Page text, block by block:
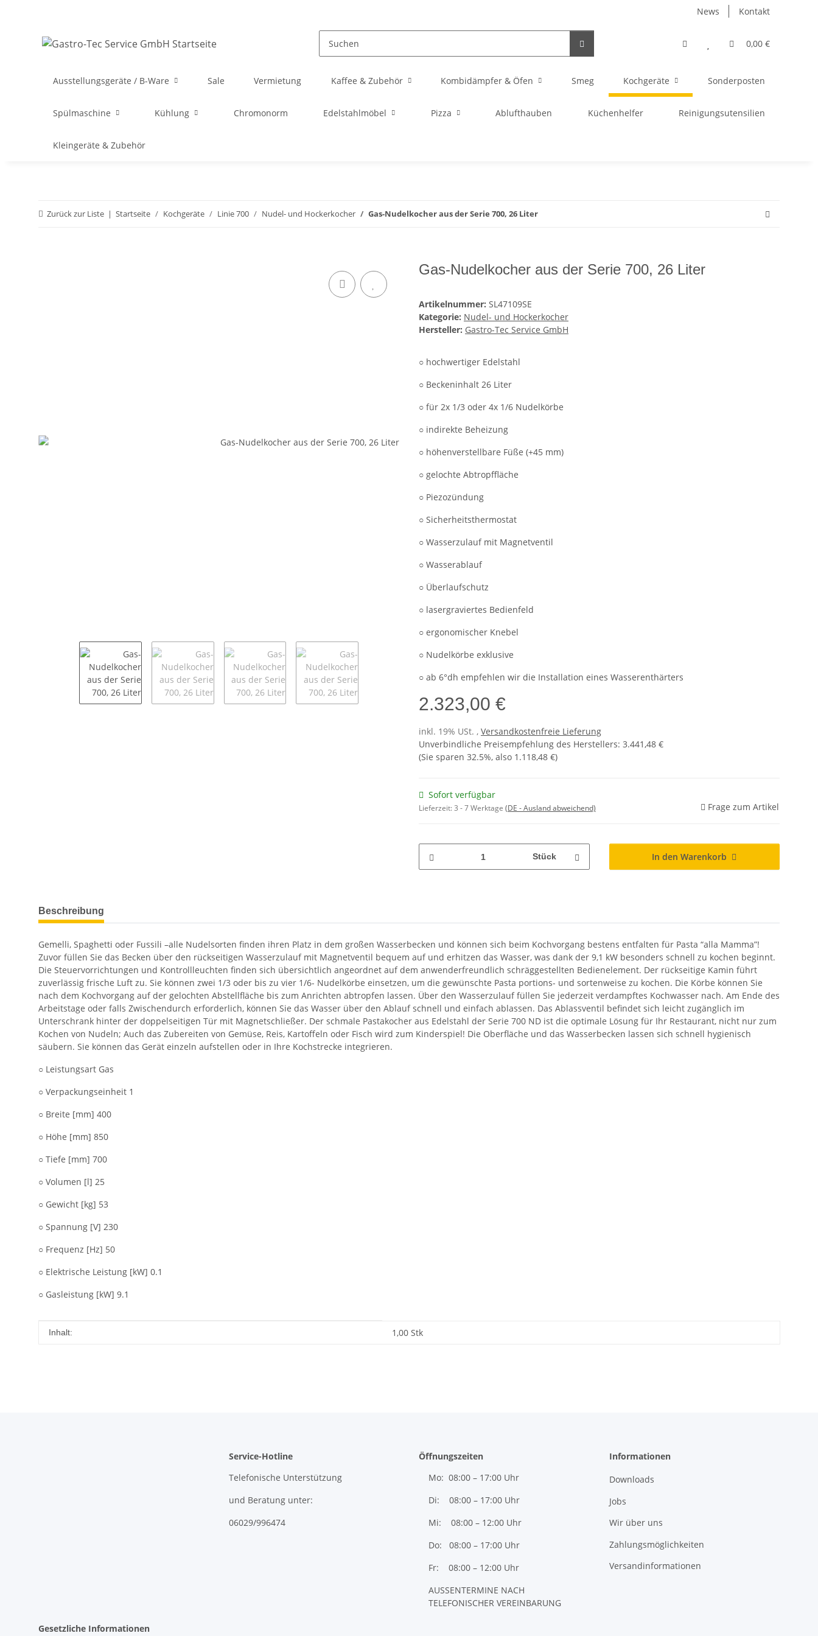
News Kontakt
0,00 €
Ausstellungsgeräte / B-Ware Sale Vermietung Kaffee & Zubehör Kombidämpfer & Öfen Smeg Kochgeräte Sonderposten
Spülmaschine Kühlung Chromonorm Edelstahlmöbel Pizza Ablufthauben Küchenhelfer Reinigungsutensilien
Kleingeräte & Zubehör
Zurück zur Liste Startseite Kochgeräte Linie 700 Nudel- und Hockerkocher Gas-Nudelkocher aus der Serie 700, 26 Liter
Gas-Nudelkocher aus der Serie 700, 26 Liter
Artikelnummer: SL47109SE
Kategorie: Nudel- und Hockerkocher
Hersteller: Gastro-Tec Service GmbH
○ hochwertiger Edelstahl
○ Beckeninhalt 26 Liter
○ für 2x 1/3 oder 4x 1/6 Nudelkörbe
○ indirekte Beheizung
○ höhenverstellbare Füße (+45 mm)
○ gelochte Abtropffläche
○ Piezozündung
○ Sicherheitsthermostat
○ Wasserzulauf mit Magnetventil
○ Wasserablauf
○ Überlaufschutz
○ lasergraviertes Bedienfeld
○ ergonomischer Knebel
○ Nudelkörbe exklusive
○ ab 6°dh empfehlen wir die Installation eines Wasserenthärters
2.323,00 €
inkl. 19% USt. , Versandkostenfreie Lieferung
Unverbindliche Preisempfehlung des Herstellers: 3.441,48 €
(Sie sparen 32.5%, also 1.118,48 €)
Sofort verfügbar
Lieferzeit:3 - 7 Werktage (DE - Ausland abweichend) Frage zum Artikel
Stück In den Warenkorb
weitere Registerkarten anzeigen
Beschreibung
Gemelli, Spaghetti oder Fussili –alle Nudelsorten finden ihren Platz in dem großen Wasserbecken und können sich beim Kochvorgang bestens entfalten für Pasta “alla Mamma”!
Zuvor füllen Sie das Becken über den rückseitigen Wasserzulauf mit Magnetventil bequem auf und erhitzen das Wasser, was dank der 9,1 kW besonders schnell zu kochen beginnt.
Die Steuervorrichtungen und Kontrollleuchten finden sich übersichtlich angeordnet auf dem anwenderfreundlich schräggestellten Bedienelement. Der rückseitige Kamin führt
zuverlässig frische Luft zu. Sie können zwei 1/3 oder bis zu vier 1/6- Nudelkörbe einsetzen, um die gewünschte Pasta portions- und sortenweise zu kochen. Die Körbe können Sie
nach dem Kochvorgang auf der gelochten Abstellfläche bis zum Anrichten abtropfen lassen. Über den Wasserzulauf füllen Sie jederzeit verdampftes Kochwasser nach. Am Ende des
Arbeitstage oder falls Zwischendurch erforderlich, können Sie das Wasser über den Ablauf schnell und einfach ablassen. Das Ablassventil befindet sich leicht zugänglich im
Unterschrank hinter der doppelseitigen Tür mit Magnetschließer. Der schmale Pastakocher aus Edelstahl der Serie 700 ND ist die optimale Lösung für Ihr Restaurant, nicht nur zum
Kochen von Nudeln; Auch das Zubereiten von Gemüse, Reis, Kartoffeln oder Fisch wird zum Kinderspiel! Die Oberfläche und das Wasserbecken lassen sich schnell hygienisch
säubern. Sie können das Gerät einzeln aufstellen oder in Ihre Kochstrecke integrieren.
○ Leistungsart Gas
○ Verpackungseinheit 1
○ Breite [mm] 400
○ Höhe [mm] 850
○ Tiefe [mm] 700
○ Volumen [l] 25
○ Gewicht [kg] 53
○ Spannung [V] 230
○ Frequenz [Hz] 50
○ Elektrische Leistung [kW] 0.1
○ Gasleistung [kW] 9.1
Produkteigenschaft
Wert
Inhalt: 1,00 Stk
Service-Hotline
Telefonische Unterstützung
und Beratung unter:
06029/996474
Öffnungszeiten
Mo: 08:00 – 17:00 Uhr
Di: 08:00 – 17:00 Uhr
Mi: 08:00 – 12:00 Uhr
Do: 08:00 – 17:00 Uhr
Fr: 08:00 – 12:00 Uhr
AUSSENTERMINE NACH
TELEFONISCHER VEREINBARUNG
Informationen
Downloads
Jobs
Wir über uns
Zahlungsmöglichkeiten
Versandinformationen
Gesetzliche Informationen